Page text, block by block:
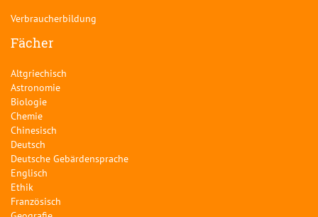
Verbraucherbildung
Fächer
Altgriechisch
Astronomie
Biologie
Chemie
Chinesisch
Deutsch
Deutsche Gebärdensprache
Englisch
Ethik
Französisch